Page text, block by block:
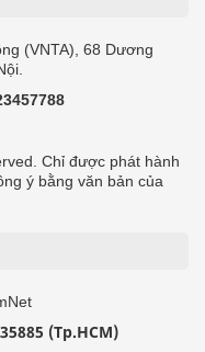
(VNTA), 68 Dương
Chỉ được phát hành
ý bằng văn bản của
(Tp.HCM)